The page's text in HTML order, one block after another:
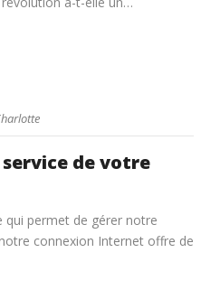
de votre
qui permet de gérer notre
connexion Internet offre de